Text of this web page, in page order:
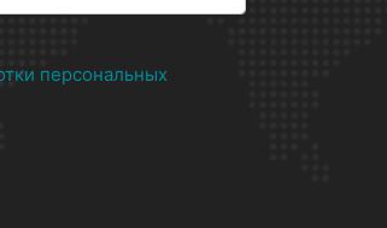
персональных